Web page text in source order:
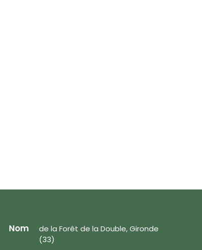
Nom
de la Forêt de la Double, Gironde
(33)